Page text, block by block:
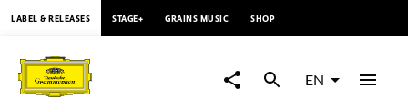
Prehension
A
LABEL & RELEASES STAGE+ GRAINS MUSIC SHOP
EN